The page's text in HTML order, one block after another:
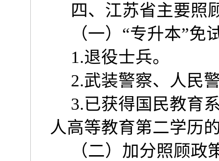
四、江苏省主要照
（一） “专升本”免
1.退役士兵。
2.武装警察、人民
3.已获得国民教育
人高等教育第二学历
（二）加分照顾政